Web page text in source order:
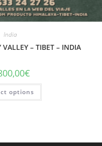
India
– TIBET – INDIA
€
options